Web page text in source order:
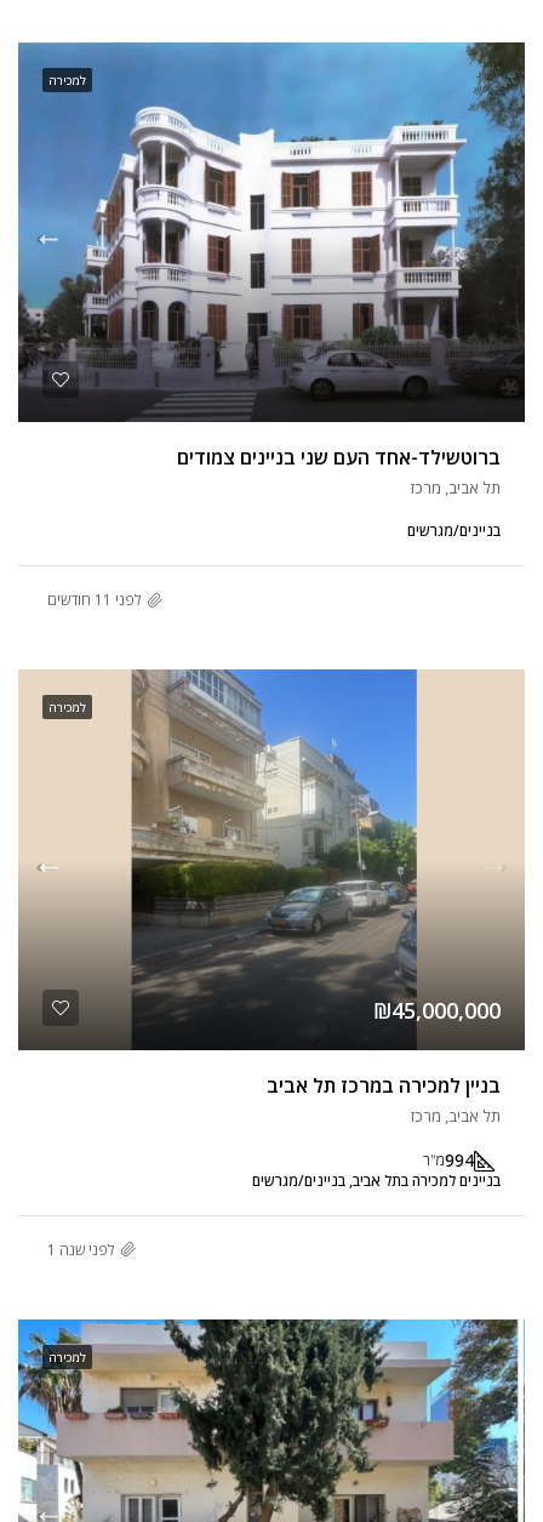
למכירה
ברוטשילד-אחד העם שני בניינים צמודים
תל אביב, מרכז
בניינים/מגרשים
לפני 11 חודשים
למכירה
₪45,000,000
בניין למכירה במרכז תל אביב
תל אביב, מרכז
994מ"ר
בניינים למכירה בתל אביב, בניינים/מגרשים
לפני שנה 1
למכירה